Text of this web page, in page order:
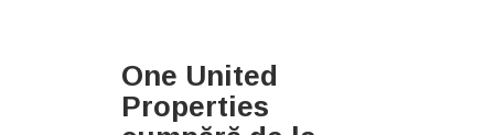
One United
Properties